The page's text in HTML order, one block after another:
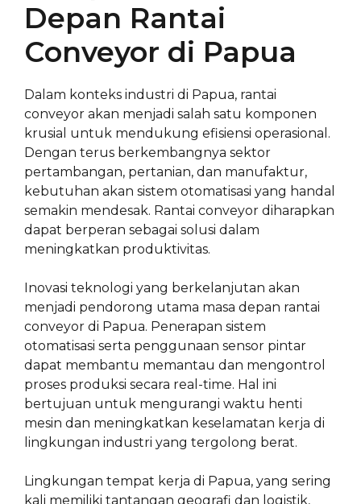
Depan Rantai
Conveyor di Papua
Dalam konteks industri di Papua, rantai
conveyor akan menjadi salah satu komponen
krusial untuk mendukung efisiensi operasional.
Dengan terus berkembangnya sektor
pertambangan, pertanian, dan manufaktur,
kebutuhan akan sistem otomatisasi yang handal
semakin mendesak. Rantai conveyor diharapkan
dapat berperan sebagai solusi dalam
meningkatkan produktivitas.
Inovasi teknologi yang berkelanjutan akan
menjadi pendorong utama masa depan rantai
conveyor di Papua. Penerapan sistem
otomatisasi serta penggunaan sensor pintar
dapat membantu memantau dan mengontrol
proses produksi secara real-time. Hal ini
bertujuan untuk mengurangi waktu henti
mesin dan meningkatkan keselamatan kerja di
lingkungan industri yang tergolong berat.
Lingkungan tempat kerja di Papua, yang sering
kali memiliki tantangan geografi dan logistik,